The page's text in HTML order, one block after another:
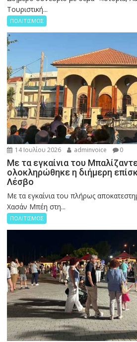
Τουριστική...
ΠΟΛΙΤΙΣΜΟΣ
14 Ιουλίου 2026 adminvoice 0
Με τα εγκαίνια του
ολοκληρώθηκε η διήμερη
Λέσβο
Με τα εγκαίνια του πλήρως
Χασάν Μπέη στη...
ΠΟΛΙΤΙΣΜΟΣ